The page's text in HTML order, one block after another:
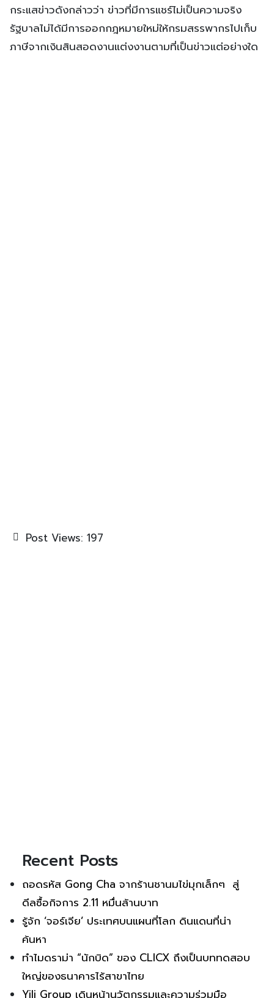
กระแสข่าวดังกล่าวว่า ข่าวที่มีการแชร์ไม่เป็นความจริง
รัฐบาลไม่ได้มีการออกกฎหมายใหม่ให้กรมสรรพากรไปเก็บ
ภาษีจากเงินสินสอดงานแต่งงานตามที่เป็นข่าวแต่อย่างใด
Post Views: 197
Recent Posts
ถอดรหัส Gong Cha จากร้านชานมไข่มุกเล็กๆ สู่
ดีลซื้อกิจการ 2.11 หมื่นล้านบาท
รู้จัก ‘จอร์เจีย’ ประเทศบนแผนที่โลก ดินแดนที่น่า
ค้นหา
ทำไมดราม่า “นักบิด” ของ CLICX ถึงเป็นบททดสอบ
ใหญ่ของธนาคารไร้สาขาไทย
Yili Group เดินหน้านวัตกรรมและความร่วมมือ